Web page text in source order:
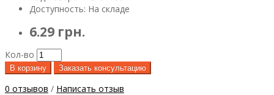
Доступность: На складе
6.29 грн.
Кол-во
В корзину Заказать консультацию
0 отзывов / Написать отзыв